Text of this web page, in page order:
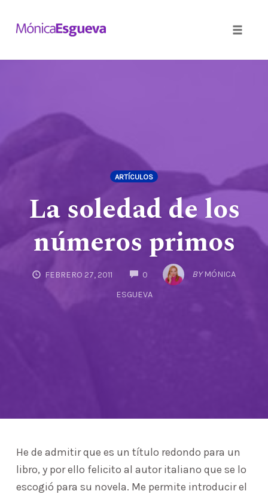
ARTÍCULOS
La soledad de los
números primos
FEBRERO 27, 2011 0 COMMENTSBY MÓNICA
ESGUEVA
He de admitir que es un título redondo para un
libro, y por ello felicito al autor italiano que se lo
escogió para su novela. Me permite introducir el